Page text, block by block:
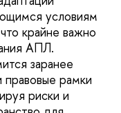
условиям
крайне важно
АПЛ.
заранее
правовые рамки
риски и